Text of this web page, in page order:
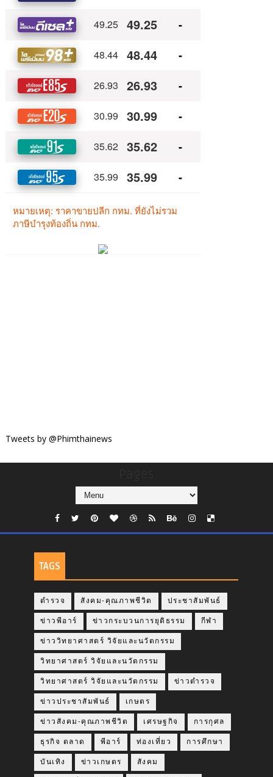
Tweets by @Phimthainews
TAGS
ตำรวจ สังคม-คุณภาพชีวิต ประชาสัมพันธ์
ข่าวพีอาร์ ข่าวกระบวนการยุติธรรม กีฬา
ข่าววิทยาศาสตร์ วิจัยและนวัตกรรม
วิทยาศาสตร์ วิจัยและนวัตกรรม
วิทยาศาสตร์ วิจัยและนวัตกรรม ข่าวตำรวจ
ข่าวประชาสัมพันธ์ เกษตร
ข่าวสังคม-คุณภาพชีวิต เศรษฐกิจ การกุศล
ธุรกิจ ตลาด พีอาร์ ท่องเที่ยว การศึกษา
บันเทิง ข่าวเกษตร สังคม